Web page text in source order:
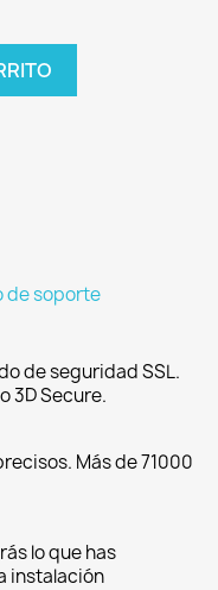
de soporte
de seguridad SSL.
3D Secure.
Más de 71000
lo que has
instalación